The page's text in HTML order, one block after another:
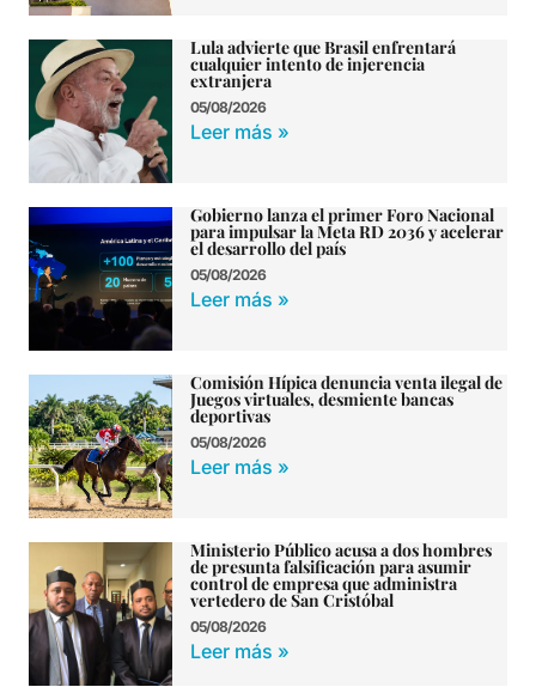
Lula advierte que Brasil enfrentará
cualquier intento de injerencia
extranjera
05/08/2026
Leer más »
Gobierno lanza el primer Foro Nacional
para impulsar la Meta RD 2036 y acelerar
el desarrollo del país
05/08/2026
Leer más »
Comisión Hípica denuncia venta ilegal de
Juegos virtuales, desmiente bancas
deportivas
05/08/2026
Leer más »
Ministerio Público acusa a dos hombres
de presunta falsificación para asumir
control de empresa que administra
vertedero de San Cristóbal
05/08/2026
Leer más »